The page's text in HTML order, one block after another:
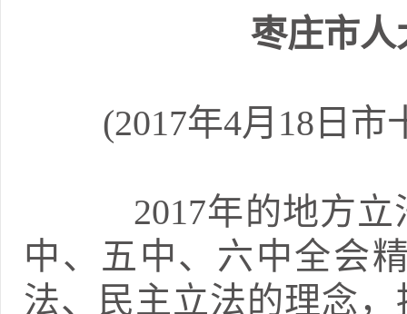
枣庄市人
(2017年4月18日
2017年的地方立
中、五中、六中全会
法、民主立法的理念